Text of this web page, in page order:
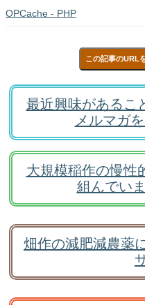
OPCache - PHP
この記事のURL
最近興味があるこ
メルマガ
大規模稲作の慢性
組んでい
畑作の減肥減農薬